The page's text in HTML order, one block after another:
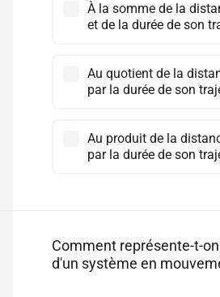
À la somme de la
et de la durée de son
Au quotient de la
par la durée de son
Au produit de la
par la durée de son
Comment représente-t-
d'un système en